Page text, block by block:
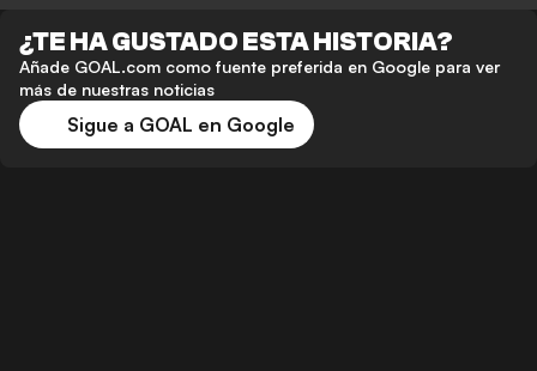
¿TE HA GUSTADO ESTA HISTORIA?
Añade GOAL.com como fuente preferida en Google para ver
más de nuestras noticias
Sigue a GOAL en Google